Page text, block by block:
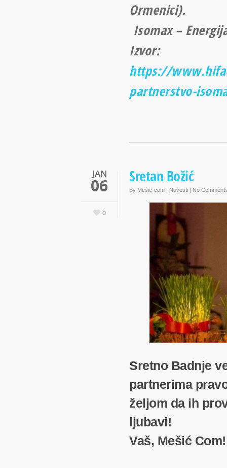
Ormenici).
Isomax –
Izvor:
https://
partnerstvo-
JAN
06
0
Sretan Božić
By Mesic-com | Novosti | No
Sretno Badnje
partnerima
željom da ih
ljubavi!
Vaš, Mešić Com!